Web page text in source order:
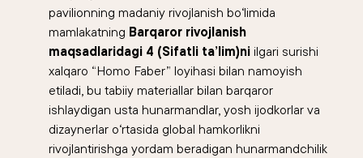
pavilionning madaniy rivojlanish bo‘limida
mamlakatning Barqaror rivojlanish
maqsadlaridagi 4 (Sifatli ta’lim)ni ilgari surishi
xalqaro “Homo Faber” loyihasi bilan namoyish
etiladi, bu tabiiy materiallar bilan barqaror
ishlaydigan usta hunarmandlar, yosh ijodkorlar va
dizaynerlar o‘rtasida global hamkorlikni
rivojlantirishga yordam beradigan hunarmandchilik